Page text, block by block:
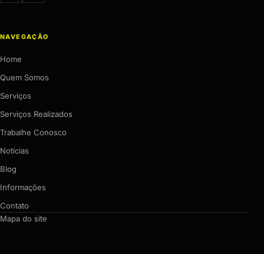
NAVEGAÇÃO
Home
Quem Somos
Serviços
Serviços Realizados
Trabalhe Conosco
Notícias
Blog
Informações
Contato
Mapa do site